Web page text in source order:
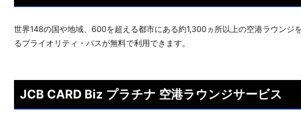
世界148の国や地域、600を超える都市にある約1,300ヵ所以上の空港ラウンジ
るプライオリティ・パスが無料で利用できます。
JCB CARD Biz プラチナ 空港ラウンジサービス